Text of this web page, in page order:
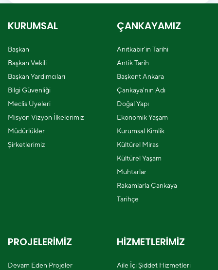
KURUMSAL
Başkan
Başkan Vekili
Başkan Yardımcıları
Bilgi Güvenliği
Meclis Üyeleri
Misyon Vizyon İlkelerimiz
Müdürlükler
Şirketlerimiz
ÇANKAYAMIZ
Anıtkabir'in Tarihi
Antik Tarih
Başkent Ankara
Çankaya'nın Adı
Doğal Yapı
Ekonomik Yaşam
Kurumsal Kimlik
Kültürel Miras
Kültürel Yaşam
Muhtarlar
Rakamlarla Çankaya
Tarihçe
PROJELERİMİZ
Devam Eden Projeler
HİZMETLERİMİZ
Aile İçi Şiddet Hizmetleri